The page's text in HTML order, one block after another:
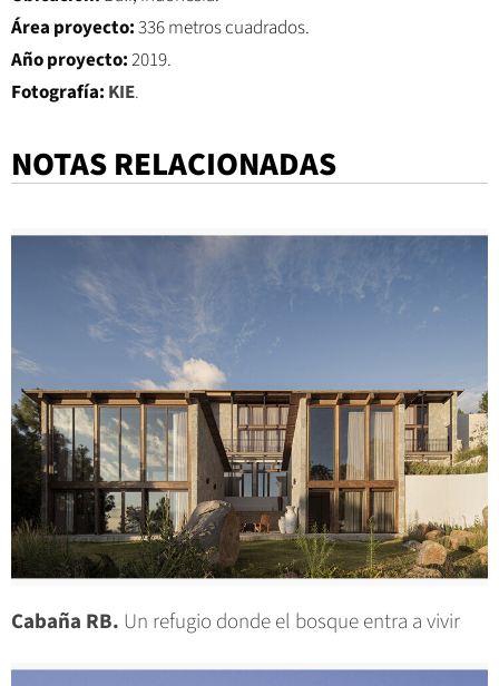
Área proyecto:336 metros cuadrados.
Año proyecto:2019.
Fotografía: KIE.
NOTAS RELACIONADAS
Cabaña RB. Un refugio donde el bosque entra a vivir